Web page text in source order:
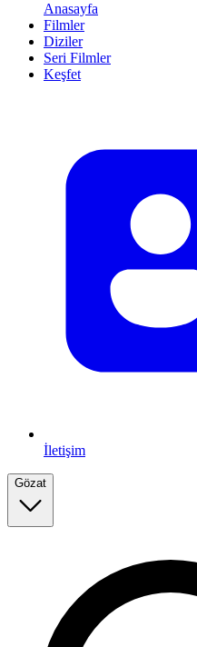
Anasayfa
Filmler
Diziler
Seri Filmler
Keşfet
İletişim
Gözat